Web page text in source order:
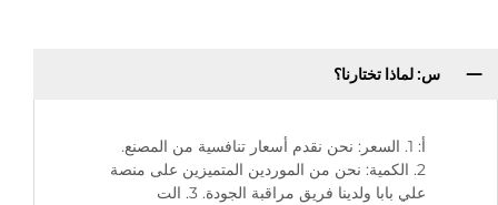
س: لماذا تختارنا؟
أ: 1. السعر: نحن نقدم أسعار تنافسية من المصنع.
2. الكمية: نحن من الموردين المتميزين على منصة
علي بابا ولدينا فريق مراقبة الجودة. 3. الت